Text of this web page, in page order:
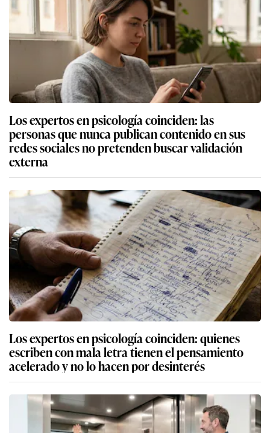
Los expertos en psicología coinciden: las
personas que nunca publican contenido en sus
redes sociales no pretenden buscar validación
externa
Los expertos en psicología coinciden: quienes
escriben con mala letra tienen el pensamiento
acelerado y no lo hacen por desinterés